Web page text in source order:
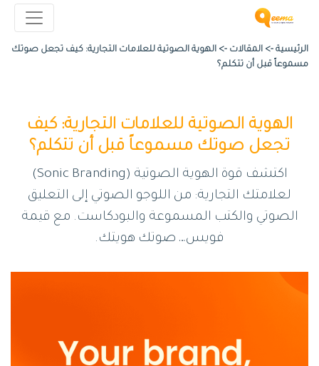
الرئيسية -> المقالات -> الهوية الصوتية للعلامات التجارية: كيف تجعل صوتك
مسموعاً قبل أن تتكلم؟
الهوية الصوتية للعلامات التجارية: كيف
تجعل صوتك مسموعاً قبل أن تتكلم؟
اكتشف قوة الهوية الصوتية (Sonic Branding)
لعلامتك التجارية: من اللوجو الصوتي إلى التعليق
الصوتي والكتب المسموعة والبودكاست. مع قيمة
فويس… صوتك هويتك.